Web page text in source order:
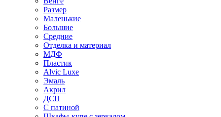
Размер
Маленькие
Большие
Средние
Отделка и материал
МДФ
Пластик
Alvic Luxe
Эмаль
Акрил
ДСП
С патиной